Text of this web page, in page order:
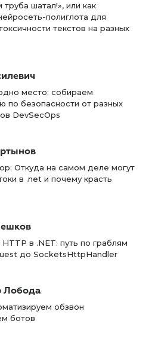
шатал!», или как
полиглота для
текстов на разных
место: собираем
по безопасности от разных
DevSecOps
Откуда на самом деле могут
в .net и почему красть
HTTP в .NET: путь по граблям
до SocketsHttpHandler
Лобода
обзвон
ботов